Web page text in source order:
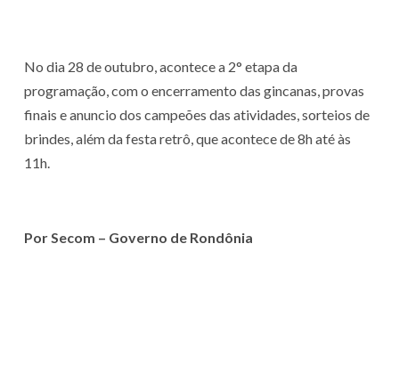
No dia 28 de outubro, acontece a 2° etapa da
programação, com o encerramento das gincanas, provas
finais e anuncio dos campeões das atividades, sorteios de
brindes, além da festa retrô, que acontece de 8h até às
11h.
Por Secom – Governo de Rondônia